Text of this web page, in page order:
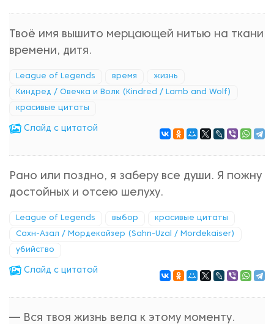
Твоё имя вышито мерцающей нитью на ткани
времени, дитя.
League of Legends время жизнь
Киндред / Овечка и Волк (Kindred / Lamb and Wolf)
красивые цитаты
Cлайд с цитатой
Рано или поздно, я заберу все души. Я пожну
достойных и отсею шелуху.
League of Legends выбор красивые цитаты
Сахн-Азал / Мордекайзер (Sahn-Uzal / Mordekaiser)
убийство
Cлайд с цитатой
— Вся твоя жизнь вела к этому моменту.